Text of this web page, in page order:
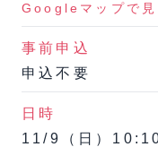
Googleマップで見
事前申込
申込不要
日時
11/9（日）